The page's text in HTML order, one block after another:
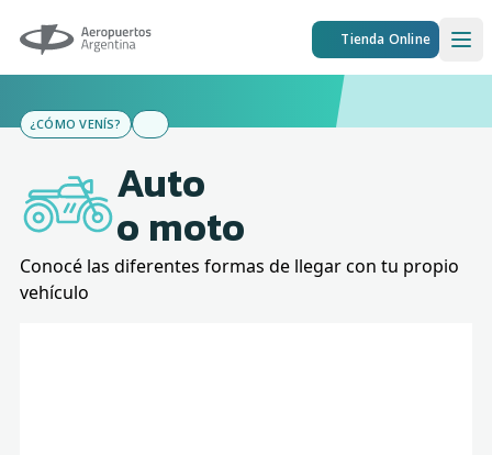
Aeropuertos Argentina Tienda Online
¿CÓMO VENÍS?
Auto
o moto
Conocé las diferentes formas de llegar con tu propio
vehículo